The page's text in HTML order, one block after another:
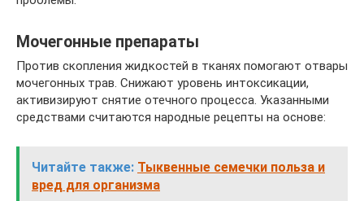
Мочегонные препараты
Против скопления жидкостей в тканях помогают отвары
мочегонных трав. Снижают уровень интоксикации,
активизируют снятие отечного процесса. Указанными
средствами считаются народные рецепты на основе:
Читайте также: Тыквенные семечки польза и
вред для организма